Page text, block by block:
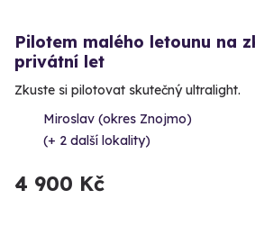
Pilotem malého letounu na
privátní let
Zkuste si pilotovat skutečný ultralight.
Miroslav (okres Znojmo)
(+ 2 další lokality)
4 900 Kč